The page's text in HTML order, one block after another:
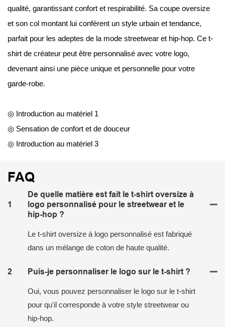
qualité, garantissant confort et respirabilité. Sa coupe oversize
et son col montant lui confèrent un style urbain et tendance,
parfait pour les adeptes de la mode streetwear et hip-hop. Ce t-
shirt de créateur peut être personnalisé avec votre logo,
devenant ainsi une pièce unique et personnelle pour votre
garde-robe.
◎ Introduction au matériel 1
◎ Sensation de confort et de douceur
◎ Introduction au matériel 3
FAQ
1
De quelle matière est fait le t-shirt oversize à
logo personnalisé pour le streetwear et le
hip-hop ?
Le t-shirt oversize à logo personnalisé est fabriqué
dans un mélange de coton de haute qualité.
2 Puis-je personnaliser le logo sur le t-shirt ?
Oui, vous pouvez personnaliser le logo sur le t-shirt
pour qu'il corresponde à votre style streetwear ou
hip-hop.